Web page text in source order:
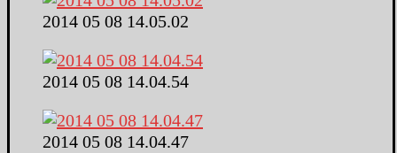
2014 05 08 14.05.02
2014 05 08 14.04.54
2014 05 08 14.04.47